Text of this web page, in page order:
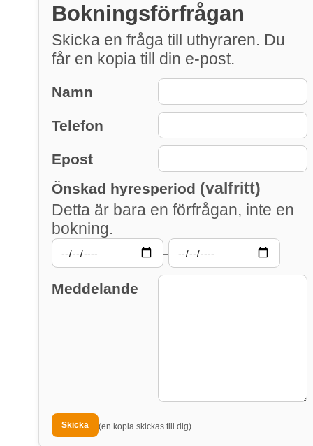
Bokningsförfrågan
Skicka en fråga till uthyraren. Du
får en kopia till din e-post.
Namn
Telefon
Epost
Önskad hyresperiod (valfritt)
Detta är bara en förfrågan, inte en
bokning.
–
Meddelande
(en kopia skickas till dig)